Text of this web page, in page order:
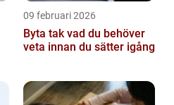
09 februari 2026
Byta tak vad du behöver
veta innan du sätter igång